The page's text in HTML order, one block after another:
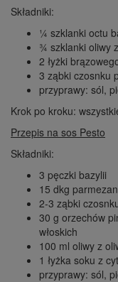
Składniki:
¼ szklanki octu
¾ szklanki oliwy
2 łyżki
3 ząbki czosnku
przyprawy: sól,
Krok po kroku:
Przepis na sos Pesto
Składniki:
3 pęczki bazylii
15 dkg
2-3 ząbki
30 g orzechów
włoskich
100 ml oliwy z
1 łyżka soku z
przyprawy: sól,